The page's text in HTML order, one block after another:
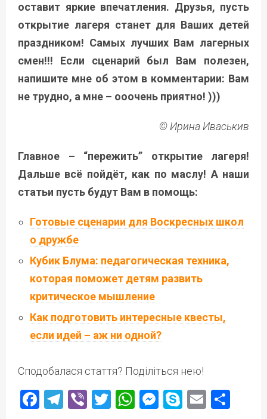
оставит яркие впечатления. Друзья, пусть
открытие лагеря станет для Ваших детей
праздником! Самых лучших Вам лагерных
смен!!! Если сценарий был Вам полезен,
напишите мне об этом в комментарии: Вам
не трудно, а мне – ооочень приятно! )))
© Ирина Иваськив
Главное – “пережить” открытие лагеря!
Дальше всё пойдёт, как по маслу! А наши
статьи пусть будут Вам в помощь:
Готовые сценарии для Воскресных школ
о дружбе
Кубик Блума: педагогическая техника,
которая поможет детям развить
критическое мышление
Как подготовить интересные квесты,
если идей – аж ни одной?
Сподобалася стаття? Поділіться нею!
Facebook
Telegram
ViberTwitter
WhatsApp
Messenger
Skype
Email